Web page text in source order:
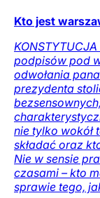
Kto jest
podpisów pod
odwołania
prezydenta
nie tylko wokół
składać oraz
Nie w sensie
czasami – kto
sprawie tego,